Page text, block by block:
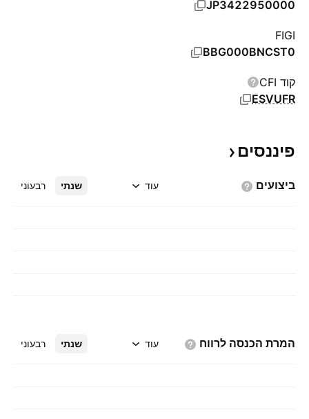
JP3422950000
FIGI
BBG000BNCST0
קוד CFI
ESVUFR
פיננסים
ביצועים שנתי רבעוני עוד
המרת הכנסה לרווח שנתי רבעוני עוד